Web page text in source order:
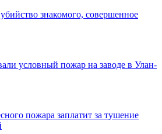
знакомого, совершенное
условный пожар на заводе в Улан-
пожара заплатит за тушение